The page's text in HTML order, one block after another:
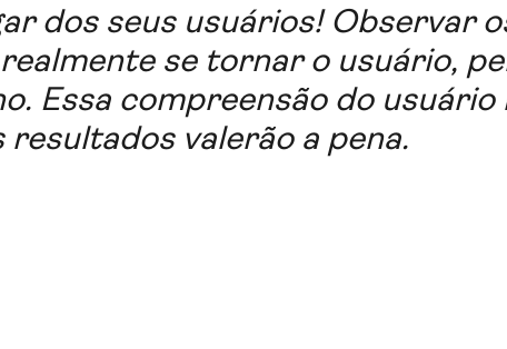
dos seus usuários! Observar
se tornar o usuário,
Essa compreensão do
resultados valerão a pena.